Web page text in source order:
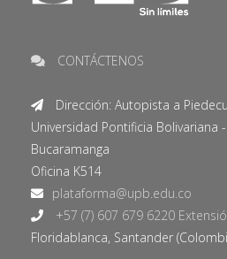
CONTÁCTENOS
Dirección: Autopista a
Universidad Pontificia Bolivariana
Bucaramanga
Oficina K514
+57 (7) 607 679 6220
Floridablanca, Santander